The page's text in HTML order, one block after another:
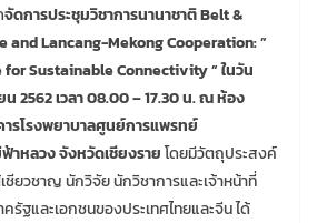
จัดการประชุมวิชาการนานาชาติ Belt &
and Lancang-Mekong Cooperation: ”
for Sustainable Connectivity ” ในวัน
2562 เวลา 08.00 – 17.30 น. ณ ห้อง
ารโรงพยาบาลศูนย์การแพรทย์
าหลวง จังหวัดเชียงรายโดยมีวัตถุประสงค์
ชียวชาญ นักวิจัย นักวิชาการและเจ้าหน้าที่
รัฐและเอกชนของประเทศไทยและจีน ได้